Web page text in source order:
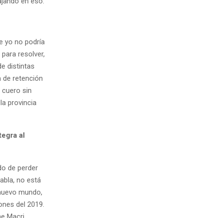
yo no podría
resolver,
distintas
de retención
sin
provincia
al
de perder
no está
mundo,
del 2019.